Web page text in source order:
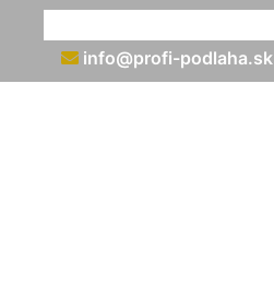
info@profi-podlaha.sk